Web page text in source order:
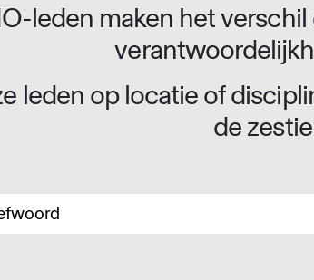
leden maken het
leden op locatie of
de